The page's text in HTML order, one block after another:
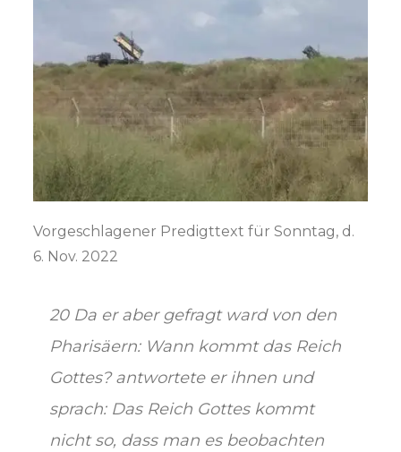
Reich
Gottes
Vorgeschlagener Predigttext für Sonntag, d.
6. Nov. 2022
20 Da er aber gefragt ward von den
Pharisäern: Wann kommt das Reich
Gottes? antwortete er ihnen und
sprach: Das Reich Gottes kommt
nicht so, dass man es beobachten